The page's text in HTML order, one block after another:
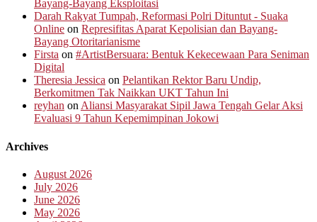
Bayang-Bayang Eksploitasi
Darah Rakyat Tumpah, Reformasi Polri Dituntut - Suaka
Online on Represifitas Aparat Kepolisian dan Bayang-
Bayang Otoritarianisme
Firsta on #ArtistBersuara: Bentuk Kekecewaan Para Seniman
Digital
Theresia Jessica on Pelantikan Rektor Baru Undip,
Berkomitmen Tak Naikkan UKT Tahun Ini
reyhan on Aliansi Masyarakat Sipil Jawa Tengah Gelar Aksi
Evaluasi 9 Tahun Kepemimpinan Jokowi
Archives
August 2026
July 2026
June 2026
May 2026